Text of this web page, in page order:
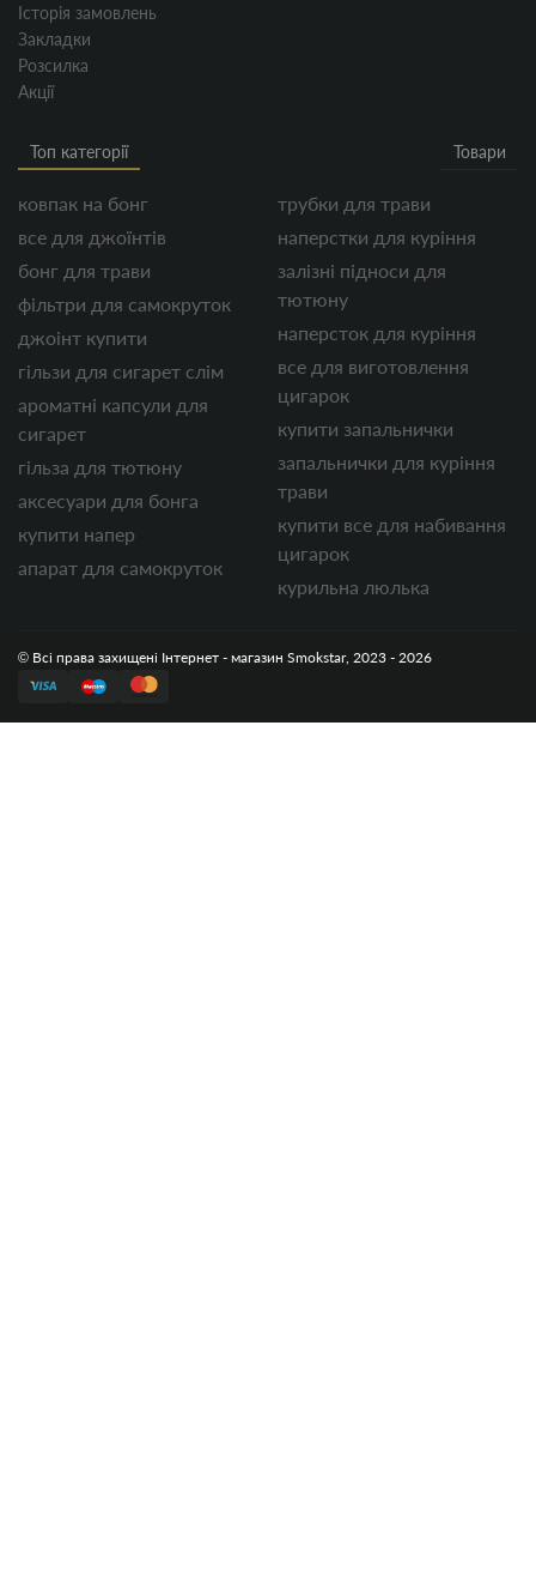
Історія замовлень
Закладки
Розсилка
Акції
Топ категорії Товари
ковпак на бонг
все для джоїнтів
бонг для трави
фільтри для самокруток
джоінт купити
гільзи для сигарет слім
ароматні капсули для
сигарет
гільза для тютюну
аксесуари для бонга
купити напер
апарат для самокруток
трубки для трави
наперстки для куріння
залізні підноси для
тютюну
наперсток для куріння
все для виготовлення
цигарок
купити запальнички
запальнички для куріння
трави
купити все для набивання
цигарок
курильна люлька
© Всі права захищені Інтернет - магазин Smokstar, 2023 - 2026